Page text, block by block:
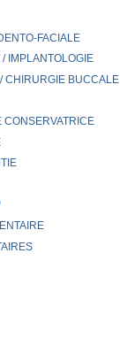
FACIALE
/ IMPLANTOLOGIE
CHIRURGIE BUCCALE
CONSERVATRICE